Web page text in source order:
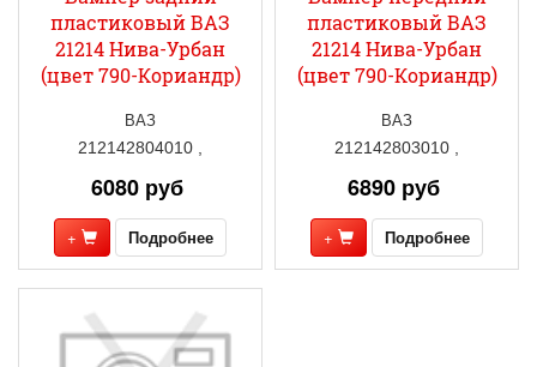
пластиковый ВАЗ
21214 Нива-Урбан
(цвет 790-Кориандр)
ВАЗ
212142804010 ,
6080 руб
+ Подробнее
пластиковый ВАЗ
21214 Нива-Урбан
(цвет 790-Кориандр)
ВАЗ
212142803010 ,
6890 руб
+ Подробнее